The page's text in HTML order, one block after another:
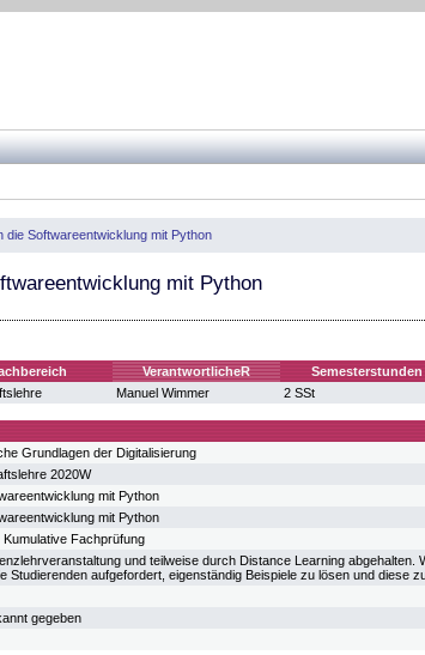
die Softwareentwicklung mit Python
mit Python
VerantwortlicheR Semesterstunden
Manuel Wimmer 2 SSt
Grundlagen der Digitalisierung
2020W
mit Python
mit Python
Fachprüfung
und teilweise durch Distance Learning abgehalten.
Studierenden aufgefordert, eigenständig Beispiele zu lösen und diese
gegeben